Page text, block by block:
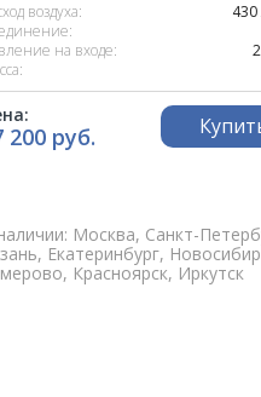
воздуха:
на входе:
200 руб.
Москва, Санкт-
Екатеринбург,
Красноярск, Иркутск